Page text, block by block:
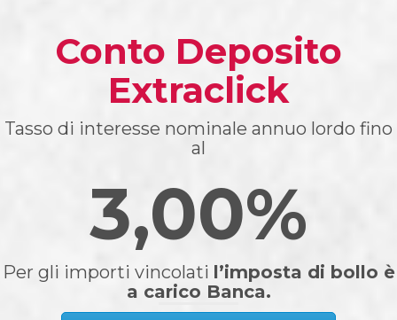
Conto Deposito
Extraclick
Tasso di interesse nominale annuo lordo fino
al
3,00%
Per gli importi vincolati l’imposta di bollo è
a carico Banca.